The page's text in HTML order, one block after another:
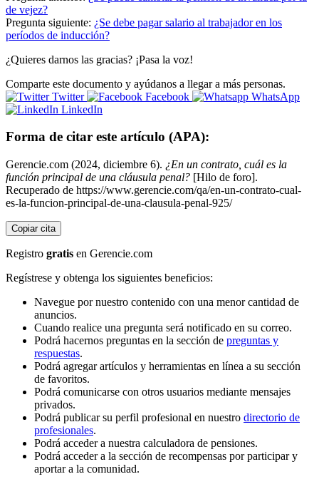
de vejez?
Pregunta siguiente: ¿Se debe pagar salario al trabajador en los
períodos de inducción?
¿Quieres darnos las gracias? ¡Pasa la voz!
Comparte este documento y ayúdanos a llegar a más personas.
Twitter
Facebook
WhatsApp
LinkedIn
Forma de citar este artículo (APA):
Gerencie.com (2024, diciembre 6). ¿En un contrato, cuál es la
función principal de una cláusula penal? [Hilo de foro].
Recuperado de https://www.gerencie.com/qa/en-un-contrato-cual-
es-la-funcion-principal-de-una-clausula-penal-925/
Copiar cita
Registro gratis en Gerencie.com
Regístrese y obtenga los siguientes beneficios:
Navegue por nuestro contenido con una menor cantidad de
anuncios.
Cuando realice una pregunta será notificado en su correo.
Podrá hacernos preguntas en la sección de preguntas y
respuestas.
Podrá agregar artículos y herramientas en línea a su sección
de favoritos.
Podrá comunicarse con otros usuarios mediante mensajes
privados.
Podrá publicar su perfil profesional en nuestro directorio de
profesionales.
Podrá acceder a nuestra calculadora de pensiones.
Podrá acceder a la sección de recompensas por participar y
aportar a la comunidad.